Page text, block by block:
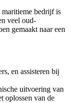
bedrijf is
veel oud-
gemaakt naar een
en assisteren bij
uitvoering van
oplossen van de